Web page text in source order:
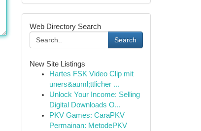
Web Directory Search
Search
New Site Listings
Hartes FSK Video Clip mit
uners&auml;ttlicher ...
Unlock Your Income: Selling
Digital Downloads O...
PKV Games: CaraPKV
Permainan: MetodePKV